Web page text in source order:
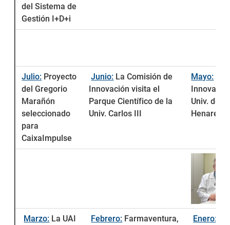
del Sistema de
Gestión I+D+i
Julio: Proyecto
del Gregorio
Marañón
seleccionado
para
CaixaImpulse
Junio: La Comisión de
Innovación visita el
Parque Científico de la
Univ. Carlos III
Mayo:
Univ. de
Henares
Marzo: La UAI Febrero: Farmaventura, Enero: